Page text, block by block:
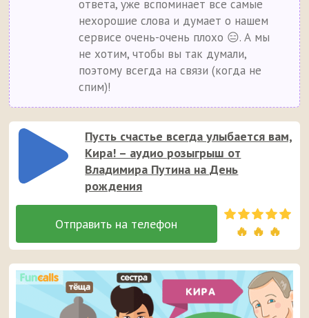
ответа, уже вспоминает все самые
нехорошие слова и думает о нашем
сервисе очень-очень плохо 😑. А мы
не хотим, чтобы вы так думали,
поэтому всегда на связи (когда не
спим)!
Пусть счастье всегда улыбается вам,
Кира! – аудио розыгрыш от
Владимира Путина на День
рождения
🔥 🔥 🔥